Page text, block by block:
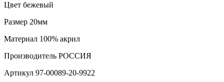
Цвет бежевый
Размер 20мм
Материал 100% акрил
Производитель РОССИЯ
Артикул 97-00089-20-9922